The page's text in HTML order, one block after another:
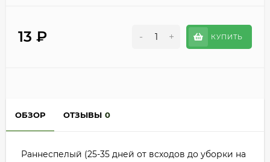
13 ₽ - + КУПИТЬ
ОБЗОР ОТЗЫВЫ 0
Раннеспелый (25-35 дней от всходов до уборки на